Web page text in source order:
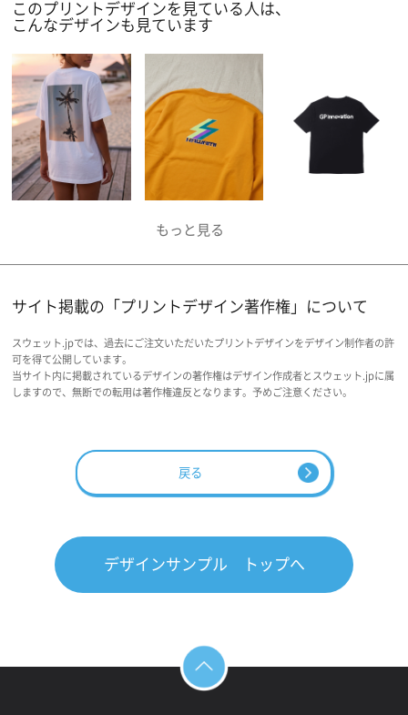
このプリントデザインを見ている人は、
こんなデザインも見ています
サイト掲載の「プリントデザイン著作権」について
スウェット.jpでは、過去にご注文いただいたプリントデザインをデザイン制作者の許
可を得て公開しています。
当サイト内に掲載されているデザインの著作権はデザイン作成者とスウェット.jpに属
しますので、無断での転用は著作権違反となります。予めご注意ください。
戻る
デザインサンプル トップへ